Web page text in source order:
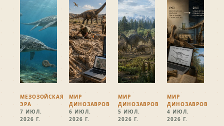
МЕЗОЗОЙСКАЯ
ЭРА
7 ИЮЛ.
2026 Г.
МИР
ДИНОЗАВРОВ
6 ИЮЛ.
2026 Г.
МИР
ДИНОЗАВРОВ
5 ИЮЛ.
2026 Г.
МИР
ДИНОЗАВРОВ
4 ИЮЛ.
2026 Г.